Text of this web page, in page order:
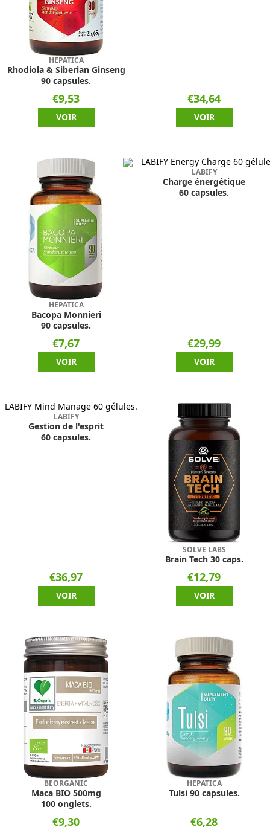
HEPATICA
Rhodiola & Siberian Ginseng
90 capsules.
€9,53
VOIR
€34,64
VOIR
HEPATICA
Bacopa Monnieri
90 capsules.
€7,67
VOIR
LABIFY
Charge énergétique
60 capsules.
€29,99
VOIR
LABIFY
Gestion de l'esprit
60 capsules.
€36,97
VOIR
SOLVE LABS
Brain Tech 30 caps.
€12,79
VOIR
BEORGANIC
Maca BIO 500mg
100 onglets.
€9,30
HEPATICA
Tulsi 90 capsules.
€6,28